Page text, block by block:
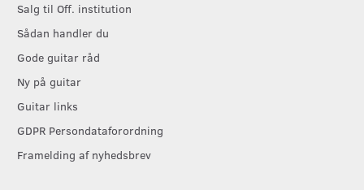
Salg til Off. institution
Sådan handler du
Gode guitar råd
Ny på guitar
Guitar links
GDPR Persondataforordning
Framelding af nyhedsbrev